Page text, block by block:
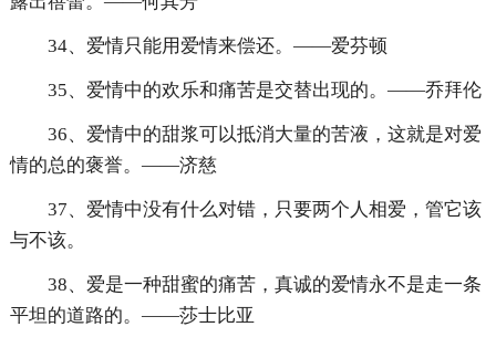
34、爱情只能用爱情来偿还。——爱芬顿
35、爱情中的欢乐和痛苦是交替出现的。——乔拜伦
36、爱情中的甜浆可以抵消大量的苦液，这就是对爱
情的总的褒誉。——济慈
37、爱情中没有什么对错，只要两个人相爱，管它该
与不该。
38、爱是一种甜蜜的痛苦，真诚的爱情永不是走一条
平坦的道路的。——莎士比亚